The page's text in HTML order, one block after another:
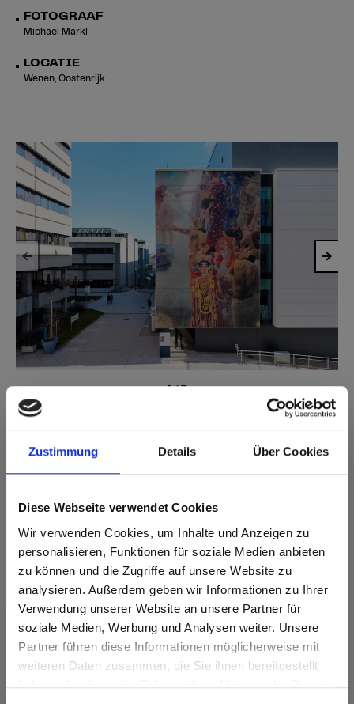
Zustimmung Details Über Cookies
Diese Webseite verwendet Cookies
Wir verwenden Cookies, um Inhalte und Anzeigen zu
personalisieren, Funktionen für soziale Medien anbieten
zu können und die Zugriffe auf unsere Website zu
analysieren. Außerdem geben wir Informationen zu Ihrer
Verwendung unserer Website an unsere Partner für
soziale Medien, Werbung und Analysen weiter. Unsere
Partner führen diese Informationen möglicherweise mit
weiteren Daten zusammen, die Sie ihnen bereitgestellt
haben oder die sie im Rahmen Ihrer Nutzung der Dienste
sr.modal is not closeable
Are you based in the Verenigde
Staten?
FOTOGRAAF
Michael Markl
LOCATIE
Wenen, Oostenrijk
1/7